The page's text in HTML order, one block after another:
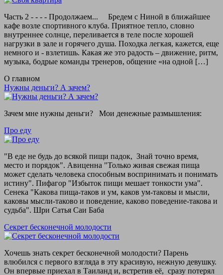
Часть 2 - - - - Продолжаем... Бредем с Ниной в ближайшее
кафе возле спортивного клуба. Приятное тепло, словно
внутреннее солнце, переливается в теле после хорошей
нагрузки в зале и горячего душа. Походка легкая, кажется, еще
немного и - взлетишь. Какая же это радость – движение, ритм,
музыка, бодрые команды тренеров, общение «на одной […]
О главном
Нужны деньги? А зачем?
Зачем мне нужны деньги? Мои денежные размышления:
Про еду
"В еде не будь до всякой пищи падок, Знай точно время,
место и порядок". Авиценна "Только живая свежая пища
может сделать человека способным воспринимать и понимать
истину". Пифагор "Избыток пищи мешает тонкости ума".
Сенека "Какова пища-таков и ум, каков ум-таковы и мысли,
каковы мысли-таково и поведение, каково поведение-такова и
судьба". Шри Сатья Саи Баба
Секрет бесконечной молодости
Хочешь знать секрет бесконечной молодости? Парень
влюбился с первого взгляда в эту красивую, нежную девушку.
Он впервые приехал в Таиланд и, встретив её, сразу потерял